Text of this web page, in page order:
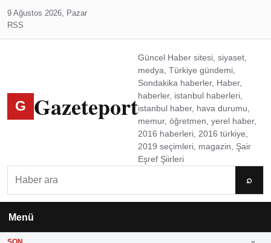
9 Ağustos 2026, Pazar
RSS
G Gazeteport
Güncel Haber sitesi, siyaset,
medya, Türkiye gündemi,
Sondakika haberler, Haber,
haberler, istanbul haberleri,
istanbul haber, hava durumu,
memur, öğretmen, yerel haber,
2016 haberleri, 2016 türkiye,
2019 seçimleri, magazin, Şair
Eşref Şiirleri
⌕
Menü